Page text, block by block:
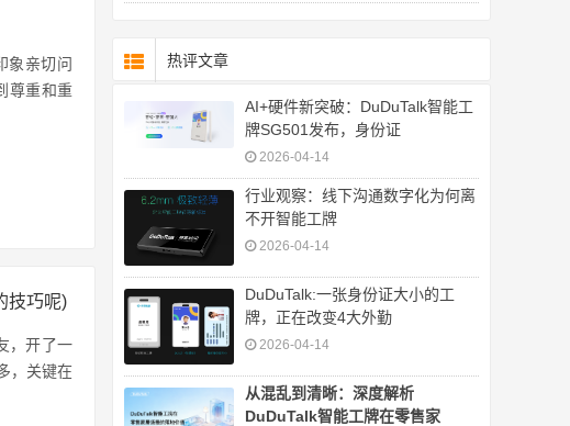
象亲切问
尊重和重
技巧呢)
，开了一
，关键在
热评文章
AI+硬件新突破：DuDuTalk智能工
牌SG501发布，身份证
2026-04-14
行业观察：线下沟通数字化为何离
不开智能工牌
2026-04-14
DuDuTalk:一张身份证大小的工
牌，正在改变4大外勤
2026-04-14
从混乱到清晰：深度解析
DuDuTalk智能工牌在零售家